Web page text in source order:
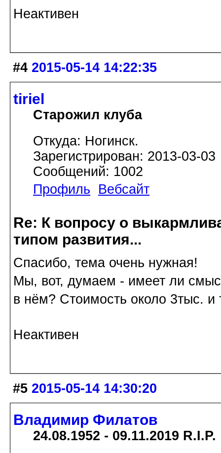
Неактивен
#4 2015-05-14 14:22:35
tiriel
Старожил клуба
Откуда: Ногинск.
Зарегистрирован: 2013-03-03
Сообщений: 1002
Профиль
Вебсайт
Re: К вопросу о
типом развития...
Спасибо, тема очень нужная!
Мы, вот, думаем - имеет ли
в нём? Стоимость около 3тыс. и
Неактивен
#5 2015-05-14 14:30:20
Владимир Филатов
24.08.1952 - 09.11.2019 R.I.P.